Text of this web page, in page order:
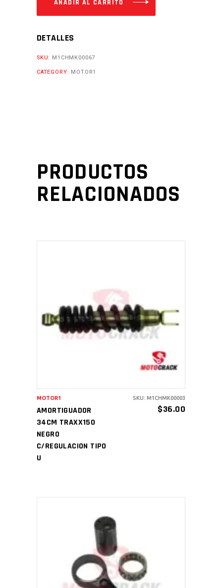
AÑADIR AL CARRITO
DETALLES
SKU: M1CHMK00067
CATEGORY: MOTOR1
PRODUCTOS
RELACIONADOS
AÑADIR AL CARRITO
AMORTIGUADOR
34CM TRAXX150
NEGRO
C/REGULACION TIPO
U
$36.00
MOTOR1 SKU: M1CHMK00003
AÑADIR AL CARRITO